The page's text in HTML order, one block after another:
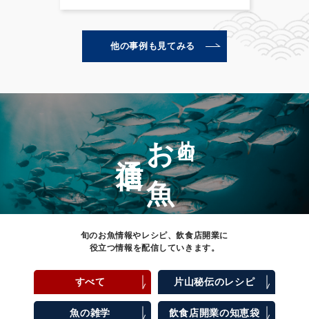
他の事例も見てみる
片山の
お魚
通信
旬のお魚情報やレシピ、飲食店開業に
役立つ情報を配信していきます。
すべて 片山秘伝のレシピ
魚の雑学 飲食店開業の知恵袋